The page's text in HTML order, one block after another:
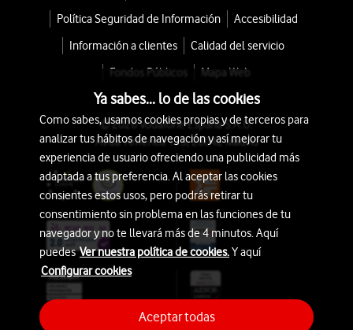
Política Seguridad de Información
Accesibilidad
Información a clientes
Calidad del servicio
Fondos Públicos
Mapa Web
© 2026 Vodafone España S.A.U.
Avda. América 115, 28042 Madrid
Ya sabes... lo de las cookies
Como sabes, usamos cookies propias y de terceros para
analizar tus hábitos de navegación y así mejorar tu
experiencia de usuario ofreciendo una publicidad más
adaptada a tus preferencia. Al aceptar las cookies
consientes estos usos, pero podrás retirar tu
consentimiento sin problema en las funciones de tu
navegador y no te llevará más de 4 minutos. Aquí
puedesVer nuestra política de cookies.Y aquí
Configurar cookies
Aceptar todas